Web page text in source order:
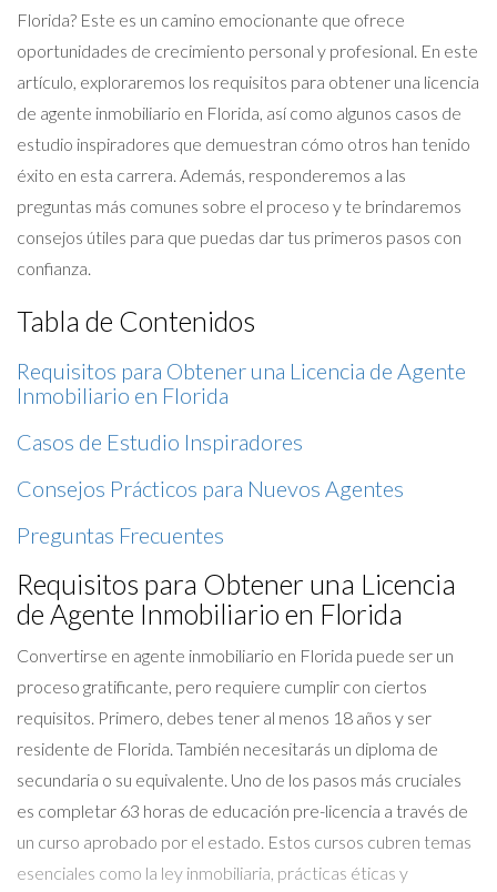
Florida? Este es un camino emocionante que ofrece
oportunidades de crecimiento personal y profesional. En este
artículo, exploraremos los requisitos para obtener una licencia
de agente inmobiliario en Florida, así como algunos casos de
estudio inspiradores que demuestran cómo otros han tenido
éxito en esta carrera. Además, responderemos a las
preguntas más comunes sobre el proceso y te brindaremos
consejos útiles para que puedas dar tus primeros pasos con
confianza.
Tabla de Contenidos
Requisitos para Obtener una Licencia de Agente
Inmobiliario en Florida
Casos de Estudio Inspiradores
Consejos Prácticos para Nuevos Agentes
Preguntas Frecuentes
Requisitos para Obtener una Licencia
de Agente Inmobiliario en Florida
Convertirse en agente inmobiliario en Florida puede ser un
proceso gratificante, pero requiere cumplir con ciertos
requisitos. Primero, debes tener al menos 18 años y ser
residente de Florida. También necesitarás un diploma de
secundaria o su equivalente. Uno de los pasos más cruciales
es completar 63 horas de educación pre-licencia a través de
un curso aprobado por el estado. Estos cursos cubren temas
esenciales como la ley inmobiliaria, prácticas éticas y